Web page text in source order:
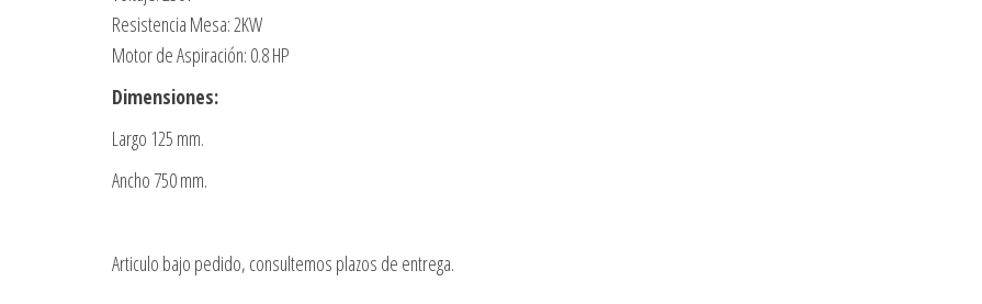
Resistencia Mesa: 2KW
Motor de Aspiración: 0.8 HP
Dimensiones:
Largo 125 mm.
Ancho 750 mm.
Articulo bajo pedido, consultemos plazos de entrega.